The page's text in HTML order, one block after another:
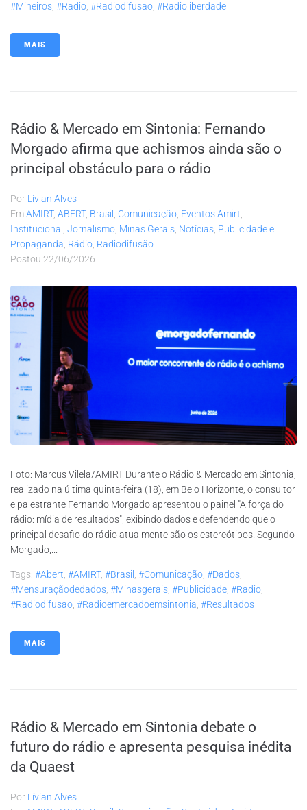
#mineiros #radio #radiodifusao #radioliberdade
MAIS
Rádio & Mercado em Sintonia: Fernando
Morgado afirma que achismos ainda são o
principal obstáculo para o rádio
Por Lívian Alves
EmAMIRT, ABERT, Brasil Comunicação Eventos Amirt
Institucional
Jornalismo Minas Gerais Notícias Publicidade e
Propaganda Rádio Radiodifusão
Postou 22/06/2026
Foto: Marcus Vilela/AMIRT Durante o Rádio & Mercado em Sintonia,
realizado na última quinta-feira (18), em Belo Horizonte, o consultor
e palestrante Fernando Morgado apresentou o painel "A força do
rádio: mídia de resultados", exibindo dados e defendendo que o
principal desafio do rádio atualmente são os estereótipos. Segundo
Morgado,...
Tags: #abert, #AMIRT, #brasil , #comunicação, #dados,
#mensuraçãodedados, #minasgerais, #publicidade, #radio,
#radiodifusao, #radioemercadoemsintonia, #resultados
MAIS
Rádio & Mercado em Sintonia debate o
futuro do rádio e apresenta pesquisa inédita
da Quaest
Por Lívian Alves